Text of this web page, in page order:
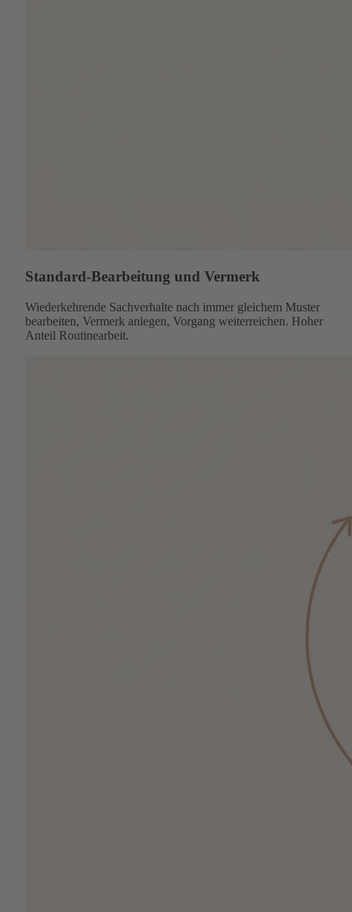
Standard-Bearbeitung und Vermerk
Wiederkehrende Sachverhalte nach immer gleichem Muster
bearbeiten, Vermerk anlegen, Vorgang weiterreichen. Hoher
Anteil Routinearbeit.